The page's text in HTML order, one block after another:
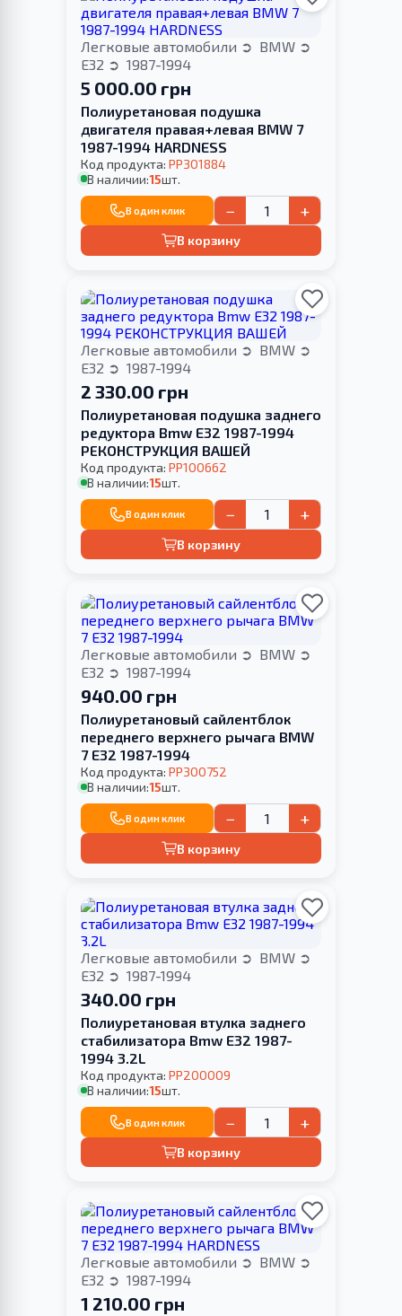
Легковые автомобили
BMW
E32
1987-1994
5 000.00 грн
Полиуретановая подушка
двигателя правая+левая BMW 7
1987-1994 HARDNESS
Код продукта: PP301884
В наличии:15шт.
В один клик − +
В корзину
Легковые автомобили
BMW
E32
1987-1994
2 330.00 грн
Полиуретановая подушка заднего
редуктора Bmw E32 1987-1994
РЕКОНСТРУКЦИЯ ВАШЕЙ
Код продукта: PP100662
В наличии:15шт.
В один клик − +
В корзину
Легковые автомобили
BMW
E32
1987-1994
940.00 грн
Полиуретановый сайлентблок
переднего верхнего рычага BMW
7 E32 1987-1994
Код продукта: PP300752
В наличии:15шт.
В один клик − +
В корзину
Легковые автомобили
BMW
E32
1987-1994
340.00 грн
Полиуретановая втулка заднего
стабилизатора Bmw E32 1987-
1994 3.2L
Код продукта: PP200009
В наличии:15шт.
В один клик − +
В корзину
Легковые автомобили
BMW
E32
1987-1994
1 210.00 грн